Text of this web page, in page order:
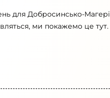
для Добросинсько-
ми покажемо це тут.